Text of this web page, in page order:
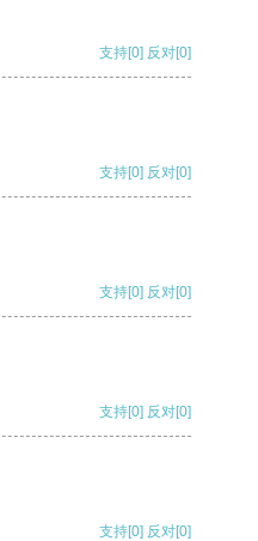
支持[0] 反对[0]
支持[0] 反对[0]
支持[0] 反对[0]
支持[0] 反对[0]
支持[0] 反对[0]